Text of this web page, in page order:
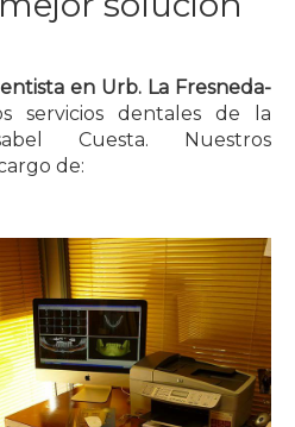
en Urb. La Fresneda-
servicios dentales de la
Cuesta. Nuestros
de: